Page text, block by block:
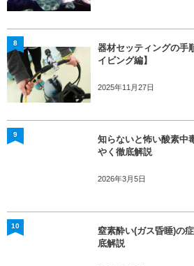
器材セッティングの手
イビング編】
2025年11月27日
8
知らないと怖い酸素中
やく徹底解説
2026年3月5日
9
窒素酔い(ガス昏睡)の
底解説
10